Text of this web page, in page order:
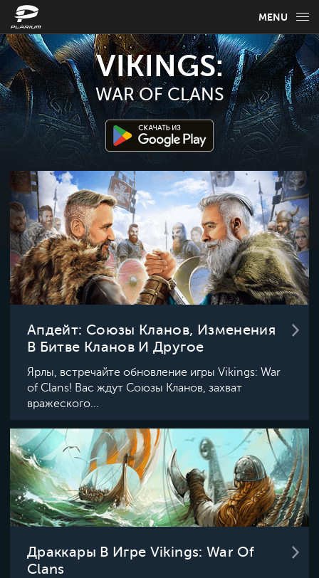
MENU
НОВОСТИ
ИГРОВАЯ ИНФОРМАЦИЯ
РУКОВОДСТВО ПО ИГРЕ
ВЫБЕРИТЕ СВОЙ ЯЗЫК
Русский
VIKINGS:
WAR OF CLANS
Апдейт: Союзы Кланов, Изменения
В Битве Кланов И Другое
Ярлы, встречайте обновление игры Vikings: War
of Clans! Вас ждут Союзы Кланов, захват
вражеского...
Драккары В Игре Vikings: War Of
Clans